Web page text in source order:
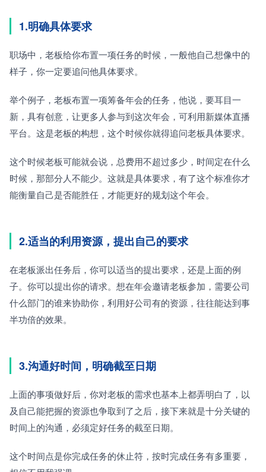
1.明确具体要求
职场中，老板给你布置一项任务的时候，一般他自己想像中的
样子，你一定要追问他具体要求。
举个例子，老板布置一项筹备年会的任务，他说，要耳目一
新，具有创意，让更多人参与到这次年会，可利用新媒体直播
平台。这是老板的构想，这个时候你就得追问老板具体要求。
这个时候老板可能就会说，总费用不超过多少，时间定在什么
时候，那部分人不能少。这就是具体要求，有了这个标准你才
能衡量自己是否能胜任，才能更好的规划这个年会。
2.适当的利用资源，提出自己的要求
在老板派出任务后，你可以适当的提出要求，还是上面的例
子。你可以提出你的请求。想在年会邀请老板参加，需要公司
什么部门的谁来协助你，利用好公司有的资源，往往能达到事
半功倍的效果。
3.沟通好时间，明确截至日期
上面的事项做好后，你对老板的需求也基本上都弄明白了，以
及自己能把握的资源也争取到了之后，接下来就是十分关键的
时间上的沟通，必须定好任务的截至日期。
这个时间点是你完成任务的休止符，按时完成任务有多重要，